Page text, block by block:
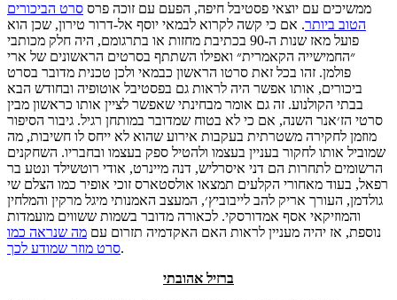
ממשיכים עם יוצאי פסטיבל חיפה, הפעם עם זוכה פרס סרט הביכורים
הטוב ביותר. אם כי קשה לקרוא לבמאי יוסף אל-דרור טירון, שכן הוא
פועל מאז שנות ה-90 בכתיבת מחזות או בתרגומם, היה חלק מכותבי
״החמישייה הקאמרית״ ואפילו השתתף בסרטים הראשונים של ארי
פולמן. זהו בכל זאת סרטו הראשון כבמאי ולכן טכנית מדובר בסרט
ביכורים, אותו אפשר היה לראות גם בפסטיבל אוטופיה ובחודש הבא
בבתי הקולנוע. זה גם אומר מבחינתי שאפשר לציין אותו כראשון מבין
סרטי הז׳אנר השנה, אם כי לא בטוח שמדובר במותחן רגיל. גיבור הסיפור
מוזמן לחקירה משטרתית בעקבות אירוע שהוא לא ייחס לו חשיבות, מה
שמוביל אותו לחקור בעניין בעצמו ולהטיל ספק בעצמו ובחבריו. השחקנים
הרשומים לתחרות הם דני איסרליש, דנה מיינרט, אודי רוטשילד ונטע בר
רפאל, בעוד מאחורי הקלעים תמצאו אולסטארס זוכי אופיר כמו הצלם שי
גולדמן, העורך אריק להב לייבוביץ׳, המעצב האמנותי מיגל מרקין והמלחין
והמוזיקאי אסף אמדורסקי. לכאורה מדובר בשמות ששווים מועמדות
נוספת, אז יהיה מעניין לראות האם האקדמיה תזרום עם מה שנראה כמו
סרט מוזר שמודע לכך.
ברזיל אהובתי